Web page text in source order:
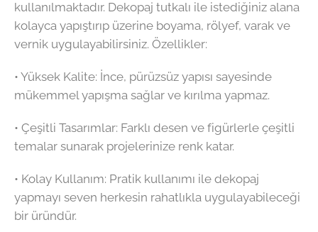
kullanılmaktadır. Dekopaj tutkalı ile istediğiniz alana
kolayca yapıştırıp üzerine boyama, rölyef, varak ve
vernik uygulayabilirsiniz. Özellikler:
•⁠ ⁠Yüksek Kalite: İnce, pürüzsüz yapısı sayesinde
mükemmel yapışma sağlar ve kırılma yapmaz.
•⁠ ⁠Çeşitli Tasarımlar: Farklı desen ve figürlerle çeşitli
temalar sunarak projelerinize renk katar.
•⁠ ⁠Kolay Kullanım: Pratik kullanımı ile dekopaj
yapmayı seven herkesin rahatlıkla uygulayabileceği
bir üründür.